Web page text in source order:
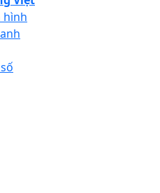
hình